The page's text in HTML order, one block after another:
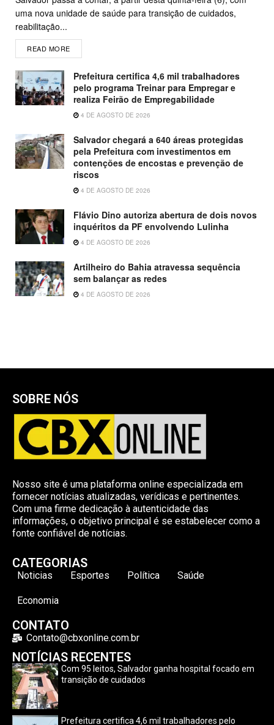
uma nova unidade de saúde para transição de cuidados,
reabilitação...
READ MORE
Prefeitura certifica 4,6 mil trabalhadores
pelo programa Treinar para Empregar e
realiza Feirão de Empregabilidade
4 DE AGOSTO DE 2026
Salvador chegará a 640 áreas protegidas
pela Prefeitura com investimentos em
contenções de encostas e prevenção de
riscos
4 DE AGOSTO DE 2026
Flávio Dino autoriza abertura de dois novos
inquéritos da PF envolvendo Lulinha
4 DE AGOSTO DE 2026
Artilheiro do Bahia atravessa sequência
sem balançar as redes
4 DE AGOSTO DE 2026
SOBRE NÓS
Nosso site é uma plataforma online especializada em
fornecer notícias atualizadas, verídicas e pertinentes.
Com uma firme dedicação à autenticidade das
informações, o objetivo principal é se estabelecer como a
fonte confiável de notícias.
CATEGORIAS
Noticias Esportes Política Saúde
Economia
CONTATO
Contato@cbxonline.com.br
NOTÍCIAS RECENTES
Com 95 leitos, Salvador ganha hospital focado em
transição de cuidados
Prefeitura certifica 4,6 mil trabalhadores pelo